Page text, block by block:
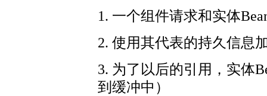
1. 一个组件请求和实体
2. 使用其代表的持久信息
3. 为了以后的引用，实体
到缓冲中）